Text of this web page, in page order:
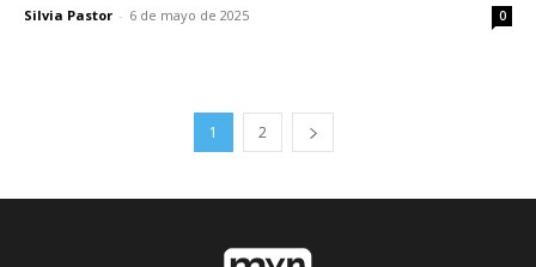
Silvia Pastor - 6 de mayo de 2025 0
1 2